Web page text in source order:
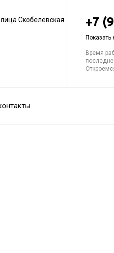
Скобелевская +7
Показать
Время